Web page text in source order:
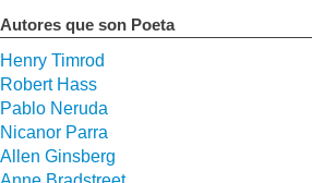
Autores que son Poeta
Henry Timrod
Robert Hass
Pablo Neruda
Nicanor Parra
Allen Ginsberg